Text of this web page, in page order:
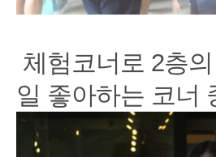
체험코너로 2층
일 좋아하는 코너